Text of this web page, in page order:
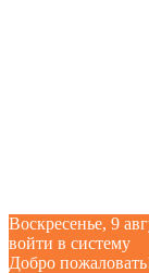
Воскресенье, 9
войти в систему
Добро